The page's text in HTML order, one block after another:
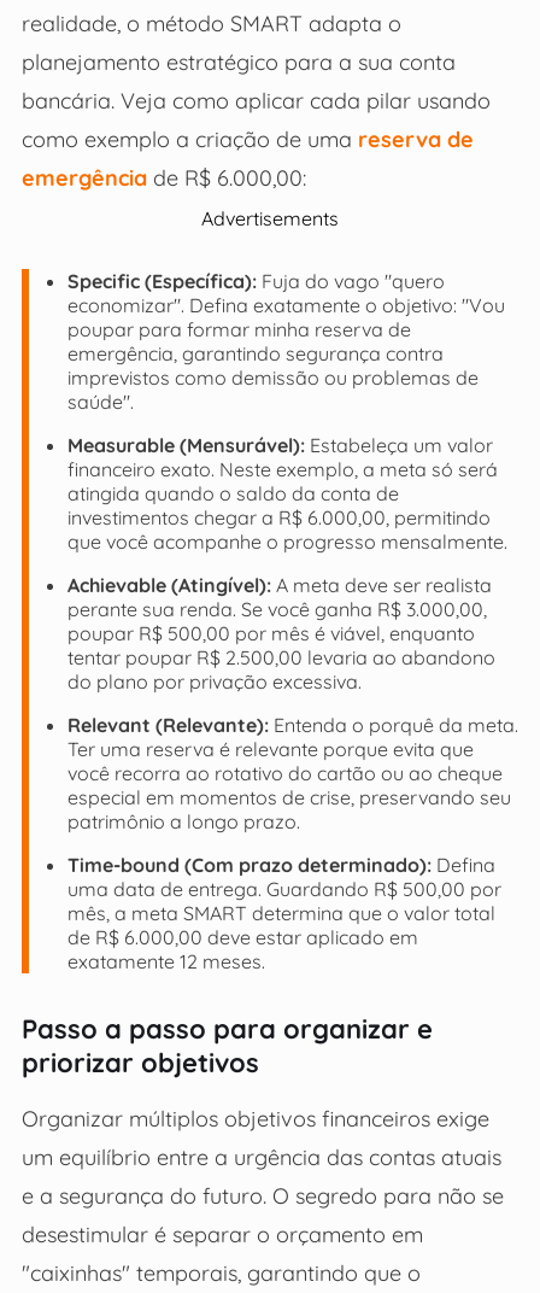
realidade, o método SMART adapta o
planejamento estratégico para a sua conta
bancária. Veja como aplicar cada pilar usando
como exemplo a criação de uma reserva de
emergênciade R$ 6.000,00:
Advertisements
Specific (Específica):Fuja do vago "quero
economizar". Defina exatamente o objetivo: "Vou
poupar para formar minha reserva de
emergência, garantindo segurança contra
imprevistos como demissão ou problemas de
saúde".
Measurable (Mensurável):Estabeleça um valor
financeiro exato. Neste exemplo, a meta só será
atingida quando o saldo da conta de
investimentos chegar a R$ 6.000,00, permitindo
que você acompanhe o progresso mensalmente.
Achievable (Atingível):A meta deve ser realista
perante sua renda. Se você ganha R$ 3.000,00,
poupar R$ 500,00 por mês é viável, enquanto
tentar poupar R$ 2.500,00 levaria ao abandono
do plano por privação excessiva.
Relevant (Relevante):Entenda o porquê da meta.
Ter uma reserva é relevante porque evita que
você recorra ao rotativo do cartão ou ao cheque
especial em momentos de crise, preservando seu
patrimônio a longo prazo.
Time-bound (Com prazo determinado):Defina
uma data de entrega. Guardando R$ 500,00 por
mês, a meta SMART determina que o valor total
de R$ 6.000,00 deve estar aplicado em
exatamente 12 meses.
Passo a passo para organizar e
priorizar objetivos
Organizar múltiplos objetivos financeiros exige
um equilíbrio entre a urgência das contas atuais
e a segurança do futuro. O segredo para não se
desestimular é separar o orçamento em
"caixinhas" temporais, garantindo que o